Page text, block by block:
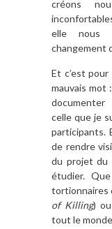
créons
elle nous
changement
Et c’est
mauvais mot
celle que je
participants.
de rendre
du projet du
étudier.
tortionnaires
of Killing)
tout le